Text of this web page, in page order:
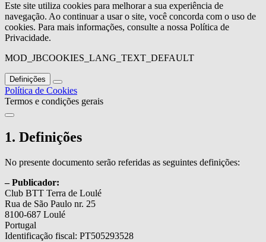
Este site utiliza cookies para melhorar a sua experiência de
navegação. Ao continuar a usar o site, você concorda com o uso de
cookies. Para mais informações, consulte a nossa Política de
Privacidade.
MOD_JBCOOKIES_LANG_TEXT_DEFAULT
Definições
Política de Cookies
Termos e condições gerais
1. Definições
No presente documento serão referidas as seguintes definições:
– Publicador:
Club BTT Terra de Loulé
Rua de São Paulo nr. 25
8100-687 Loulé
Portugal
Identificação fiscal: PT505293528